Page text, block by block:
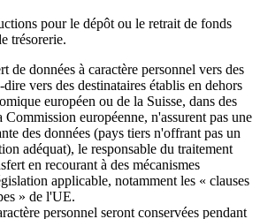
pour le dépôt ou le retrait de fonds
trésorerie.
de données à caractère personnel vers des
vers des destinataires établis en dehors
européen ou de la Suisse, dans des
Commission européenne, n'assurent pas une
des données (pays tiers n'offrant pas un
adéquat), le responsable du traitement
en recourant à des mécanismes
applicable, notamment les « clauses
» de l'UE.
personnel seront conservées pendant